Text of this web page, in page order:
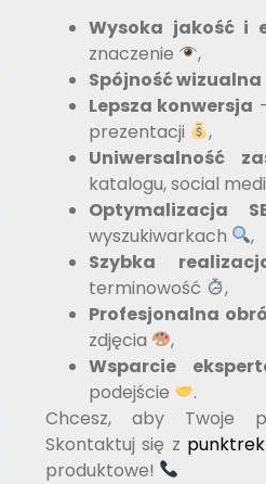
Wysoka jakość i
znaczenie
,
Spójność wizualna
Lepsza konwersja
prezentacji
,
Uniwersalność
katalogu, social
Optymalizacja
wyszukiwarkach
,
Szybka
terminowość
,
Profesjonalna
zdjęcia
,
Wsparcie
podejście
.
Chcesz, aby Twoje
Skontaktuj się z
produktowe!